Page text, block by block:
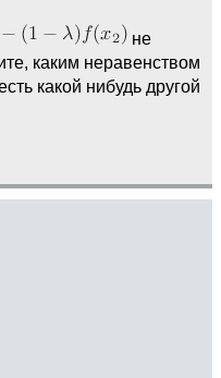
не
каким неравенством
какой нибудь другой